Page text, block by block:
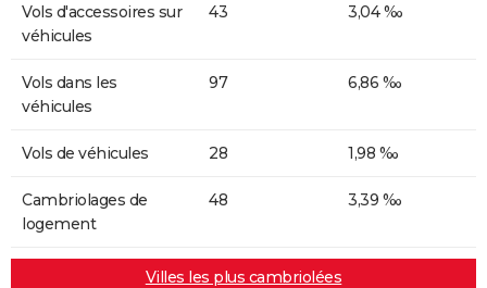
Vols d'accessoires sur
véhicules
43 3,04 ‰
Vols dans les
véhicules
97 6,86 ‰
Vols de véhicules 28 1,98 ‰
Cambriolages de
logement
48 3,39 ‰
Villes les plus cambriolées